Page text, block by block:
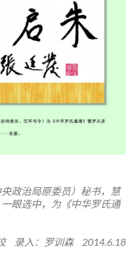
政治局原委员）秘书，慧
眼选中，为《中华罗氏通
录入：罗训森 2014.6.18